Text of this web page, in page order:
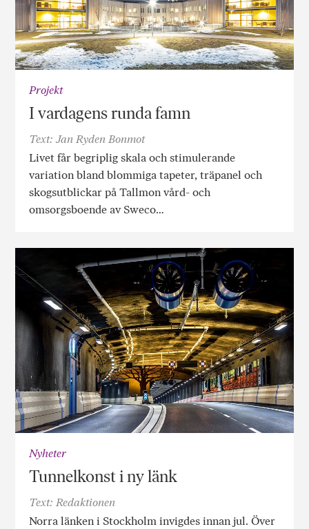
Projekt
I vardagens runda famn
Text: Jan Ryden Bonmot
Livet får begriplig skala och stimulerande
variation bland blommiga tapeter, träpanel och
skogsutblickar på Tallmon vård- och
omsorgsboende av Sweco…
Nyheter
Tunnelkonst i ny länk
Text: Redaktionen
Norra länken i Stockholm invigdes innan jul. Över